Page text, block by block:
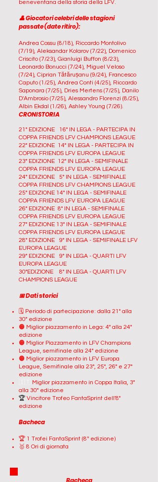
beneventana della storia della LFV.
👤 Giocatori celebri delle stagioni
passate (date ritiro):
Andrea Cossu (8/18), Riccardo Montolivo
(7/19), Aleksandar Kolarov (7/22), Domenico
Criscito (7/23), Gianluigi Buffon (8/23),
Leonardo Bonucci (7/24), Miguel Veloso
(7/24), Ciprian Tătărușanu (9/24), Francesco
Caputo (1/25), Andrea Conti (4/25), Riccardo
Saponara (7/25), Dries Mertens (7/25), Danilo
D'Ambrosio (7/25), Alessandro Florenzi (8/25),
Albin Ekdal (1/26), Ashley Young (7/26).
CRONISTORIA
21° EDIZIONE 16° IN LEGA - PARTECIPA IN
COPPA FRIENDS LFV CHAMPIONS LEAGUE
22° EDIZIONE 14° IN LEGA - PARTECIPA IN
COPPA FRIENDS LFV EUROPA LEAGUE
23° EDIZIONE 12° IN LEGA - SEMIFINALE
COPPA FRIENDS LFV EUROPA LEAGUE
24° EDIZIONE 5° IN LEGA - SEMIFINALE
COPPA FRIENDS LFV CHAMPIONS LEAGUE
25° EDIZIONE 14° IN LEGA - SEMIFINALE
COPPA FRIENDS LFV EUROPA LEAGUE
26° EDIZIONE 8° IN LEGA - SEMIFINALE
COPPA FRIENDS LFV EUROPA LEAGUE
27° EDIZIONE 13° IN LEGA - SEMIFINALE
COPPA FRIENDS LFV EUROPA LEAGUE
28° EDIZIONE 9° IN LEGA - SEMIFINALE LFV
EUROPA LEAGUE
29° EDIZIONE 9° IN LEGA - QUARTI LFV
EUROPA LEAGUE
30°EDIZIONE 8° IN LEGA - QUARTI LFV
CHAMPIONS LEAGUE
📅 Dati storici
🗓️ Periodo di partecipazione: dalla 21° alla
30° edizione
🟠 Miglior piazzamento in Lega: 4° alla 24°
edizione
🟠 Miglior Piazzamento in LFV Champions
League, semifinale alla 24° edizione
🟠 Miglior piazzamento in LFV Europa
League, Semifinale alla 23°, 25°, 26° e 27°
edizione
Miglior piazzamento in Coppa Italia, 3°
alla 30° edizione
🏆 Vincitore Trofeo FantaSprint dell'8°
edizione
Bacheca
🏆 1 Trofei FantaSprint (8ª edizione)
🥇 8 Ori di giornata
Bacheca